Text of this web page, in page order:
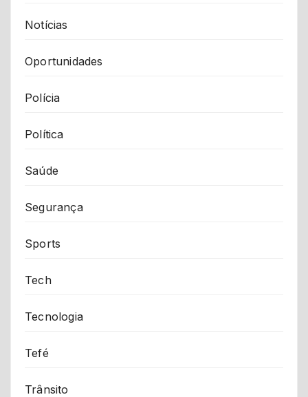
Notícias
Oportunidades
Polícia
Política
Saúde
Segurança
Sports
Tech
Tecnologia
Tefé
Trânsito